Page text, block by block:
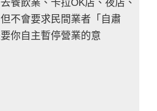
餐飲業、卡拉OK店、夜店、
不會要求民間業者「自肅
你自主暫停營業的意